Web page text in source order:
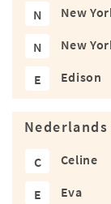
N New
N New
E Edison
C Celine
E Eva